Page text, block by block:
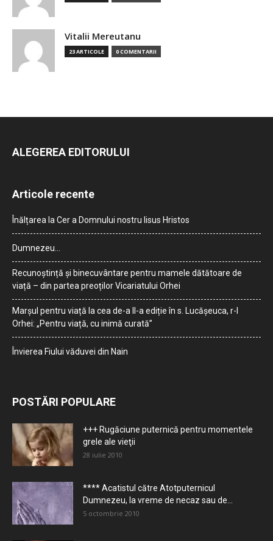
Vitalii Mereutanu
23 ARTICOLE 0 COMENTARII
ALEGEREA EDITORULUI
Articole recente
Înălțarea la Cer a Domnului nostru Iisus Hristos
Dumnezeu…
Recunoștință și binecuvântare pentru mamele dătătoare de
viață – din partea preoților Vicariatului Orhei
Marșul pentru viață la cea de-a II-a ediție în s. Lucășeuca, r-l
Orhei: „Pentru viață, cu inimă curată”
Învierea Fiului văduvei din Nain
POSTĂRI POPULARE
+++ Rugăciune puternică pentru momentele
grele ale vieţii
28 iulie 2010
**** Acatistul către Atotputernicul
Dumnezeu, la vreme de necaz sau de...
5 octombrie 2010